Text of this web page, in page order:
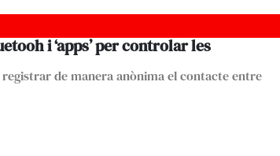
i ‘apps’ per controlar les
registrar de manera anònima el contacte entre